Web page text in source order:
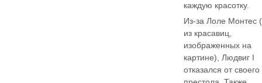
каждую красотку.
Из-за Лоле Монтес
из красавиц,
изображенных на
картине), Людвиг I
отказался от своего